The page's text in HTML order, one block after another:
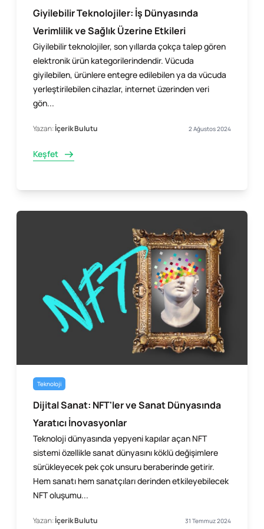
Giyilebilir Teknolojiler: İş Dünyasında
Verimlilik ve Sağlık Üzerine Etkileri
Giyilebilir teknolojiler, son yıllarda çokça talep gören
elektronik ürün kategorilerindendir. Vücuda
giyilebilen, ürünlere entegre edilebilen ya da vücuda
yerleştirilebilen cihazlar, internet üzerinden veri
gön...
Yazan:İçerik Bulutu 2 Ağustos 2024
Keşfet
Teknoloji
Dijital Sanat: NFT'ler ve Sanat Dünyasında
Yaratıcı İnovasyonlar
Teknoloji dünyasında yepyeni kapılar açan NFT
sistemi özellikle sanat dünyasını köklü değişimlere
sürükleyecek pek çok unsuru beraberinde getirir.
Hem sanatı hem sanatçıları derinden etkileyebilecek
NFT oluşumu...
Yazan:İçerik Bulutu 31 Temmuz 2024